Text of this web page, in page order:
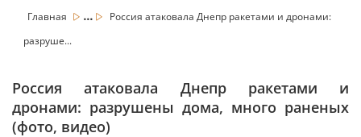
Главная ...
Россия атаковала Днепр ракетами и дронами:
разруше...
Россия атаковала Днепр ракетами и
дронами: разрушены дома, много раненых
(фото, видео)